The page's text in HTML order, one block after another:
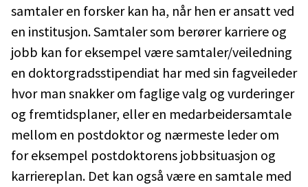
samtaler en forsker kan ha, når hen er ansatt ved
en institusjon. Samtaler som berører karriere og
jobb kan for eksempel være samtaler/veiledning
en doktorgradsstipendiat har med sin fagveileder
hvor man snakker om faglige valg og vurderinger
og fremtidsplaner, eller en medarbeidersamtale
mellom en postdoktor og nærmeste leder om
for eksempel postdoktorens jobbsituasjon og
karriereplan. Det kan også være en samtale med